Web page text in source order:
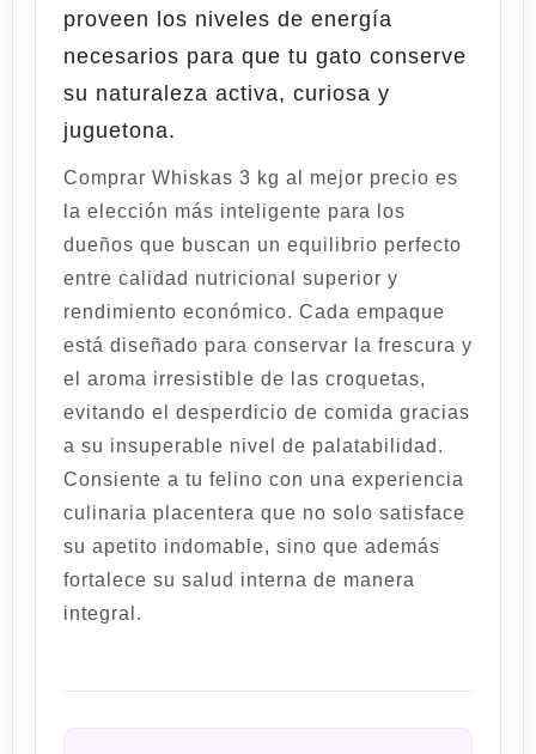
proveen los niveles de energía
necesarios para que tu gato conserve
su naturaleza activa, curiosa y
juguetona.
Comprar Whiskas 3 kg al mejor precio es
la elección más inteligente para los
dueños que buscan un equilibrio perfecto
entre calidad nutricional superior y
rendimiento económico. Cada empaque
está diseñado para conservar la frescura y
el aroma irresistible de las croquetas,
evitando el desperdicio de comida gracias
a su insuperable nivel de palatabilidad.
Consiente a tu felino con una experiencia
culinaria placentera que no solo satisface
su apetito indomable, sino que además
fortalece su salud interna de manera
integral.